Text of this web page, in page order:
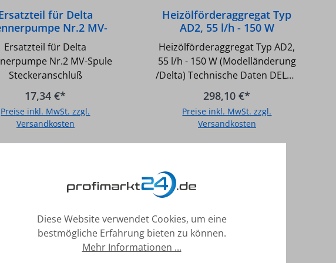
für Delta
Nr.2 MV-
Steckeranschluß
Ersatzteil für Delta
Nr.2 MV-Spule
Steckeranschluß
17,34 €*
Preise inkl. MwSt. zzgl.
Versandkosten
In den Warenkorb
Heizölförderaggregat Typ
AD2, 55 l/h - 150 W
(Modelländerung /Delta)
Heizölförderaggregat Typ AD2,
55 l/h - 150 W (Modelländerung
/Delta) Technische Daten DELTA
Pumpe: - Vakuum saugseitig: -
0,5 bar - Förderleistung:
Pumpentyp AD2 55 l/h,
Pumpentyp VD4 105 l/h - Zu-
und Rücklaufleitung: DN8 (1/4) -
an Vorlaufanschluss: 0,7 bar -
Druck an Rücklaufanschluss: 1,5
bar - Öltemperatur: bis 50GradC
- Umgebungstemperatur: bis
40GradC, Technische Daten
Motor: - Motorleistung (bei 2800
298,10 €*
Preise inkl. MwSt. zzgl.
Versandkosten
In den Warenkorb
Diese Website verwendet Cookies, um eine
bestmögliche Erfahrung bieten zu können.
Mehr Informationen ...